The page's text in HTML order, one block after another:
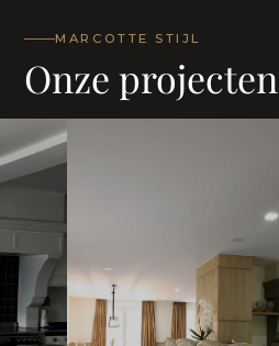
MARCOTTE STIJL
Onze projecten